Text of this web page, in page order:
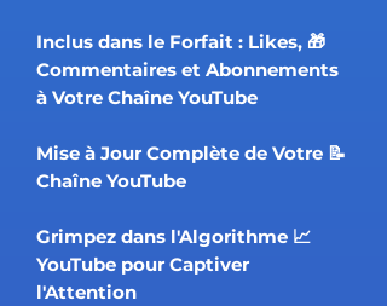
🎁 Inclus dans le Forfait : Likes,
Commentaires et Abonnements
à Votre Chaîne YouTube
📝 Mise à Jour Complète de Votre
Chaîne YouTube
📈 Grimpez dans l'Algorithme
YouTube pour Captiver
l'Attention